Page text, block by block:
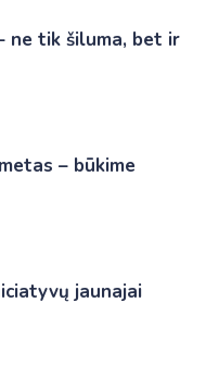
ne tik šiluma, bet ir
– būkime
jaunajai